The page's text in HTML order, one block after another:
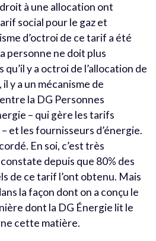
à une allocation ont
social pour le gaz et
d’octroi de ce tarif a été
personne ne doit plus
y a octroi de l’allocation de
y a un mécanisme de
la DG Personnes
– qui gère les tarifs
et les fournisseurs d’énergie.
En soi, c’est très
depuis que 80% des
de ce tarif l’ont obtenu. Mais
la façon dont on a conçu le
dont la DG Énergie lit le
cette matière.